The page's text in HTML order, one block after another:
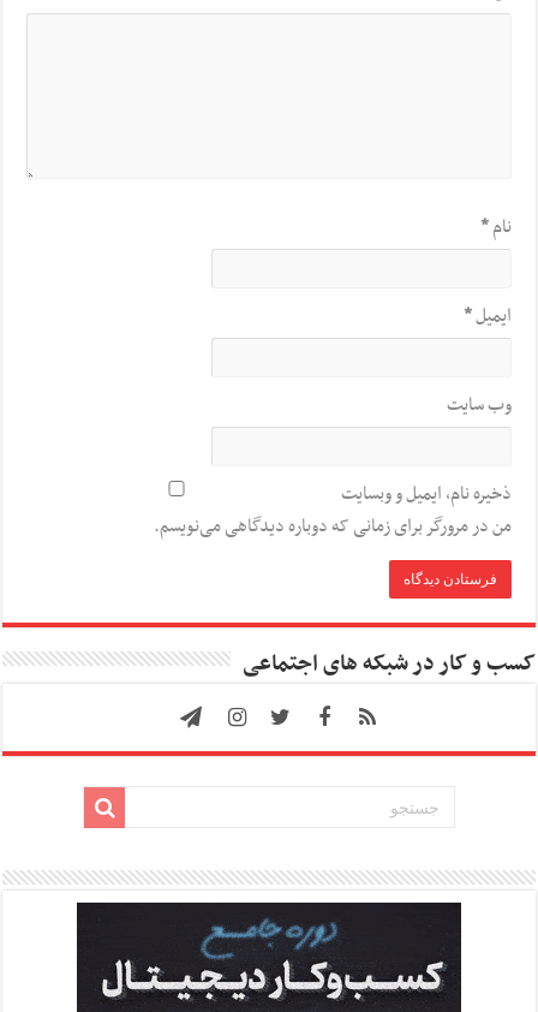
نام*
ایمیل*
وب‌ سایت
ذخیره نام، ایمیل و وبسایت
من در مرورگر برای زمانی که دوباره دیدگاهی می‌نویسم.
کسب و کار در شبکه های اجتماعی